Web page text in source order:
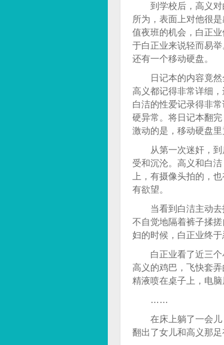
到学校后，高义对
所为，表面上对他很
值夜班的机会，白正
于白正业来说轻而易
还有一个移动硬盘。
日记本的内容竟然
高义都记得非常详细
白洁的性爱记录得非
硬异常。将日记本翻
激动的是，移动硬盘
从第一次迷奸，到
受和沉沦。高义和白
上，有摄像头拍的，
有欲望。
当看到白洁主动去
不自觉地隔着裤子揉
妇的时候，白正业终于
白正业看了近三个
高义的鸡巴，飞快套
精液喷在桌子上，电脑
……
在床上躺了一会儿
翻出了女儿和高义那足